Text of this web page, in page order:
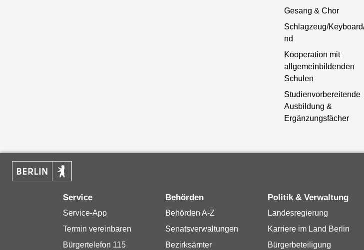
Gesang & Chor
Schlagzeug/
nd
Kooperation mit
allgemeinbildenden
Schulen
Studienvorbereitende
Ausbildung &
Ergänzungsfächer
Service
Service-App
Termin vereinbaren
Bürgertelefon 115
Behörden
Behörden A-Z
Senatsverwaltungen
Bezirksämter
Politik & Verwaltung
Landesregierung
Karriere im Land Berlin
Bürgerbeteiligung